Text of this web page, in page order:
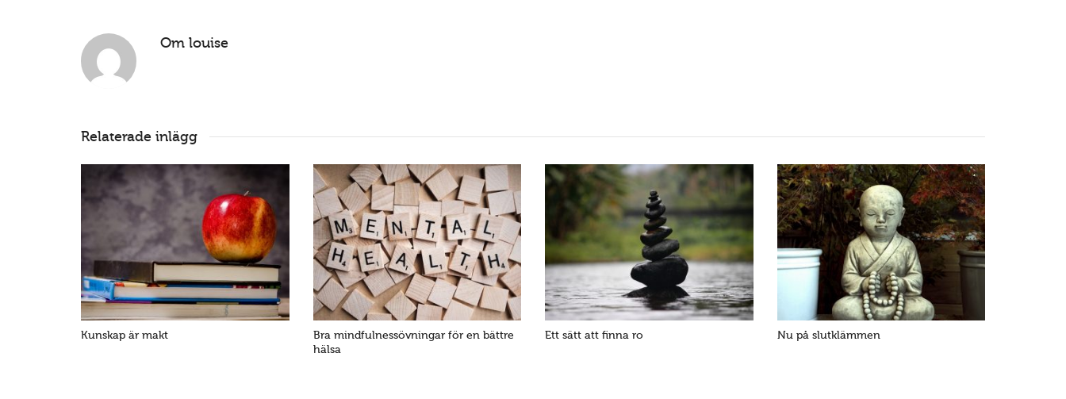
Om louise
Relaterade inlägg
Kunskap är makt
Bra mindfulnessövningar för en bättre
hälsa
Ett sätt att finna ro Nu på slutklämmen